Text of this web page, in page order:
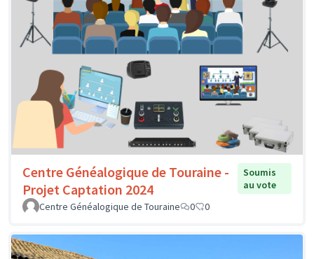
Centre Généalogique de Touraine -
Projet Captation 2024
Soumis
au vote
Centre Généalogique de Touraine
0 0